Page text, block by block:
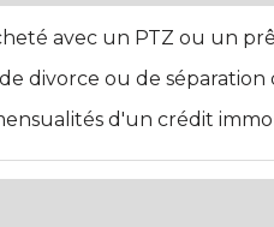
avec un PTZ ou un
divorce ou de séparation
d'un crédit